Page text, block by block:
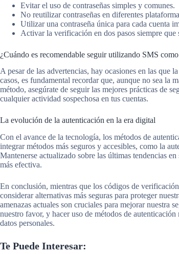
Evitar el uso de contraseñas simples y comunes.
No reutilizar contraseñas en diferentes
Utilizar una contraseña única para cada cuenta
Activar la verificación en dos pasos siempre que
¿Cuándo es recomendable seguir utilizando SMS
A pesar de las advertencias, hay ocasiones en las
casos, es fundamental recordar que, aunque no sea la
método, asegúrate de seguir las mejores prácticas de
cualquier actividad sospechosa en tus cuentas.
La evolución de la autenticación en la era digital
Con el avance de la tecnología, los métodos de
integrar métodos más seguros y accesibles, como la
Mantenerse actualizado sobre las últimas tendencias
más efectiva.
En conclusión, mientras que los códigos de
considerar alternativas más seguras para proteger
amenazas actuales son cruciales para mejorar nuestra
nuestro favor, y hacer uso de métodos de
datos personales.
Te Puede Interesar: